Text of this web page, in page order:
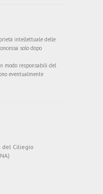
intellettuale delle
solo dopo
modo responsabili del
eventualmente
del Ciliegio